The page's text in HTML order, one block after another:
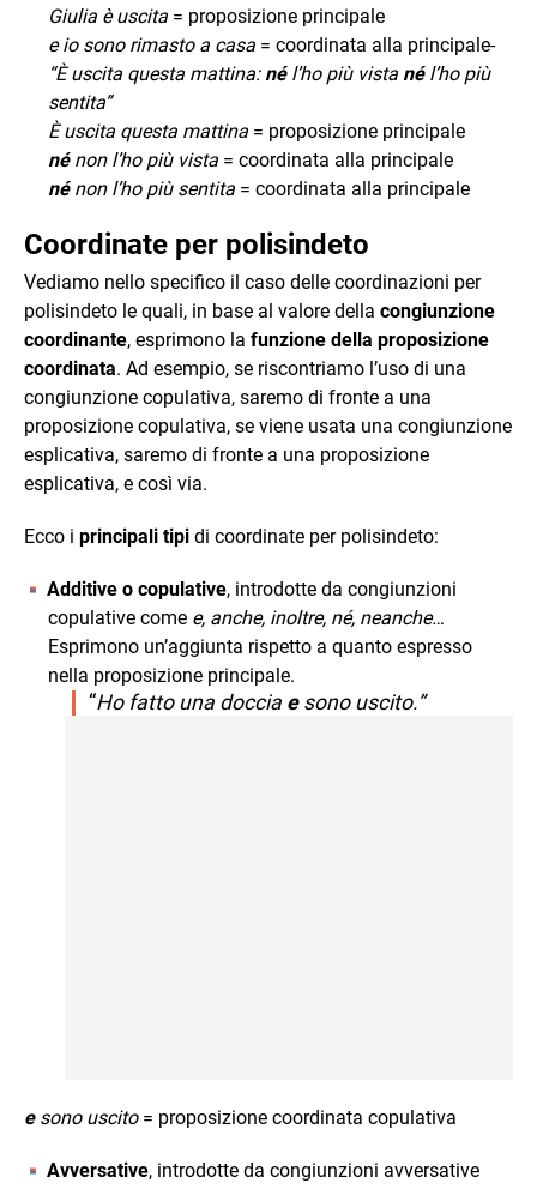
Giulia è uscita = proposizione principale
e io sono rimasto a casa = coordinata alla principale-
“È uscita questa mattina: nél’ho più vista nél’ho più
sentita”
È uscita questa mattina = proposizione principale
nénon l’ho più vista = coordinata alla principale
nénon l’ho più sentita = coordinata alla principale
Coordinate per polisindeto
Vediamo nello specifico il caso delle coordinazioni per
polisindeto le quali, in base al valore della congiunzione
coordinante, esprimono la funzione della proposizione
coordinata. Ad esempio, se riscontriamo l’uso di una
congiunzione copulativa, saremo di fronte a una
proposizione copulativa, se viene usata una congiunzione
esplicativa, saremo di fronte a una proposizione
esplicativa, e così via.
Ecco i principali tipi di coordinate per polisindeto:
Additive o copulative, introdotte da congiunzioni
copulative come e, anche, inoltre, né, neanche…
Esprimono un’aggiunta rispetto a quanto espresso
nella proposizione principale.
“Ho fatto una doccia esono uscito.”
esono uscito = proposizione coordinata copulativa
Avversative, introdotte da congiunzioni avversative